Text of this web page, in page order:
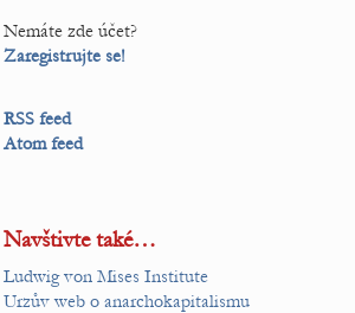
Nemáte zde účet?
Zaregistrujte se!
RSS feed
Atom feed
Navštivte také…
Ludwig von Mises Institute
Urzův web o anarchokapitalismu